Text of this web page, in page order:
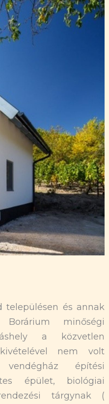
településen és annak
minőségi
a közvetlen
nem volt
építési
épület, biológiai
tárgynak (